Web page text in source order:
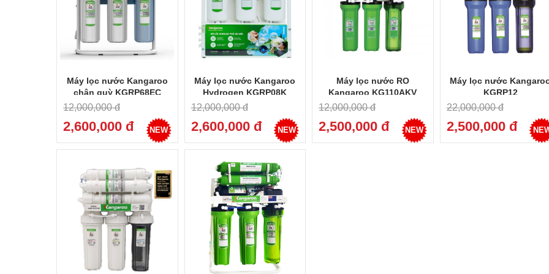
Máy lọc nước Kangaroo
chân quỳ KGRP68EC
12,000,000 đ
2,600,000 đ NEW
Máy lọc nước Kangaroo
Hydrogen KGRP08K
12,000,000 đ
2,600,000 đ NEW
Máy lọc nước RO
Kangaroo KG110AKV
12,000,000 đ
2,500,000 đ NEW
Máy lọc nước
KGRP12
22,000,000 đ
2,500,000 đ